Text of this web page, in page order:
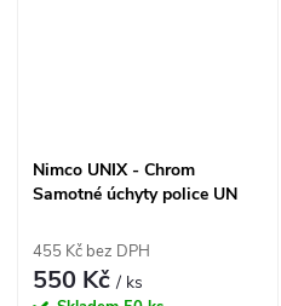
Nimco UNIX - Chrom
Samotné úchyty police UN
455 Kč bez DPH
550 Kč/ ks